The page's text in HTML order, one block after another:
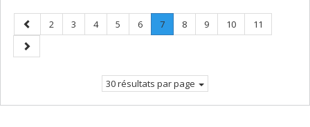
Page
précédente
Page
2 Page
3 Page
4 Page
5 Page
6 Page
7.
Page
Page
8 Page
9 Page
10 Page
11
Page
suivante
30 résultats par page